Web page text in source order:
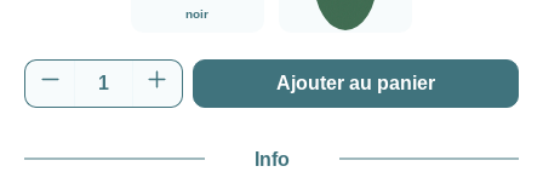
noir
Quantité de produit : Entrez la quantité
Ajouter au panier
Info